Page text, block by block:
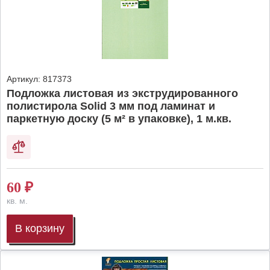
Артикул: 817373
Подложка листовая из экструдированного
полистирола Solid 3 мм под ламинат и
паркетную доску (5 м² в упаковке), 1 м.кв.
60 ₽
кв. м.
В корзину